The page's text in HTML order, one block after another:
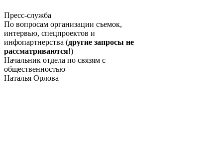
Пресс-служба
По вопросам организации съемок,
интервью, спецпроектов и
инфопартнерства (другие запросы не
рассматриваются!)
Начальник отдела по связям с
общественностью
Наталья Орлова